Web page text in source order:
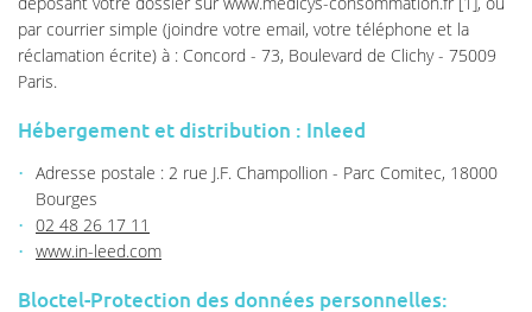
par courrier simple (joindre votre email, votre téléphone et la
réclamation écrite) à : Concord - 73, Boulevard de Clichy - 75009
Paris.
Hébergement et distribution : Inleed
Adresse postale : 2 rue J.F. Champollion - Parc Comitec, 18000
Bourges
02 48 26 17 11
www.in-leed.com
Bloctel-Protection des données personnelles: